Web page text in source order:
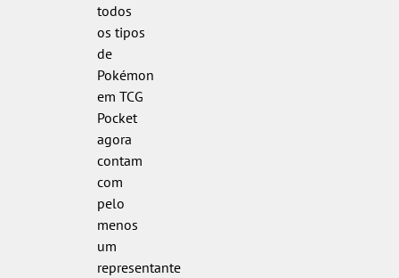
todos
os tipos
de
Pokémon
em TCG
Pocket
agora
contam
com
pelo
menos
um
representante